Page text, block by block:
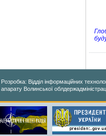
Розробка: Відділ інформаційних
апарату Волинської